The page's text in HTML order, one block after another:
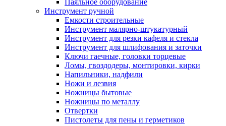
Паяльное оборудование
Инструмент ручной
Емкости строительные
Инструмент малярно-штукатурный
Инструмент для резки кафеля и стекла
Инструмент для шлифования и заточки
Ключи гаечные, головки торцевые
Ломы, гвоздодеры, монтировки, кирки
Напильники, надфили
Ножи и лезвия
Ножницы бытовые
Ножницы по металлу
Отвертки
Пистолеты для пены и герметиков